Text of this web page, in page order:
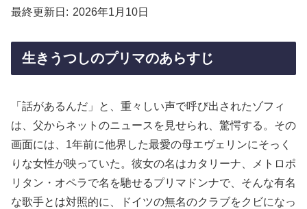
最終更新日 2026年1月10日
生きうつしのプリマのあらすじ
「話があるんだ」と、重々しい声で呼び出されたゾフィ
は、父からネットのニュースを見せられ、驚愕する。その
画面には、1年前に他界した最愛の母エヴェリンにそっく
りな女性が映っていた。彼女の名はカタリーナ、メトロポ
リタン・オペラで名を馳せるプリマドンナで、そんな有名
な歌手とは対照的に、ドイツの無名のクラブをクビになっ